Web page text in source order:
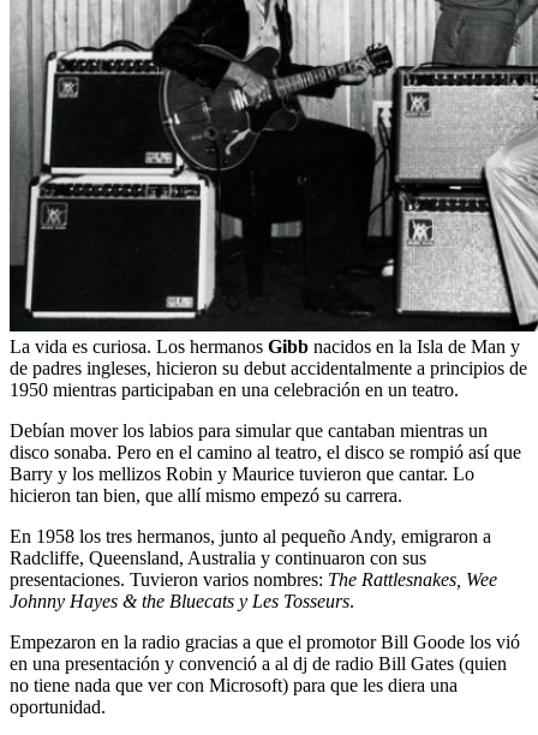
La vida es curiosa. Los hermanos Gibb nacidos en la Isla de Man y
de padres ingleses, hicieron su debut accidentalmente a principios de
1950 mientras participaban en una celebración en un teatro.
Debían mover los labios para simular que cantaban mientras un
disco sonaba. Pero en el camino al teatro, el disco se rompió así que
Barry y los mellizos Robin y Maurice tuvieron que cantar. Lo
hicieron tan bien, que allí mismo empezó su carrera.
En 1958 los tres hermanos, junto al pequeño Andy, emigraron a
Radcliffe, Queensland, Australia y continuaron con sus
presentaciones. Tuvieron varios nombres: The Rattlesnakes, Wee
Johnny Hayes & the Bluecats y Les Tosseurs.
Empezaron en la radio gracias a que el promotor Bill Goode los vió
en una presentación y convenció a al dj de radio Bill Gates (quien
no tiene nada que ver con Microsoft) para que les diera una
oportunidad.